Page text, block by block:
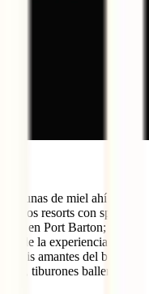
las lunas de miel ahí son
resorts con spa y
otra en Port Barton;
o de la experiencia del
sois amantes del buceo y
tiburones ballena y